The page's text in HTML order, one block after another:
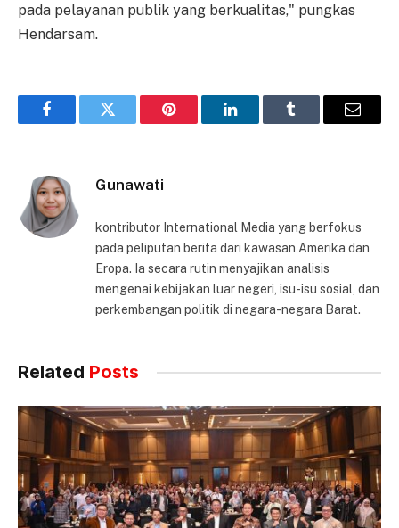
pada pelayanan publik yang berkualitas," pungkas
Hendarsam.
FacebookTwitter Pinterest LinkedInTumblr Email
Gunawati
kontributor International Media yang berfokus
pada peliputan berita dari kawasan Amerika dan
Eropa. Ia secara rutin menyajikan analisis
mengenai kebijakan luar negeri, isu-isu sosial, dan
perkembangan politik di negara-negara Barat.
Related Posts